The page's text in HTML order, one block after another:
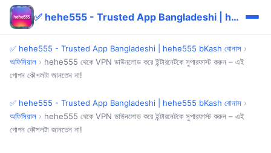
✅ hehe555 - Trusted App Bangladeshi | hehe555 bKash বোনাস
✅ hehe555 - Trusted App Bangladeshi | hehe555 bKash বোনাস ›
অফিসিয়াল › hehe555 থেকে VPN ডাউনলোড করে ইন্টারনেটকে সুপারফাস্ট করুন – এই
গোপন কৌশলটা জানতেন না!
✅ hehe555 - Trusted App Bangladeshi | hehe555 bKash বোনাস ›
অফিসিয়াল › hehe555 থেকে VPN ডাউনলোড করে ইন্টারনেটকে সুপারফাস্ট করুন – এই
গোপন কৌশলটা জানতেন না!